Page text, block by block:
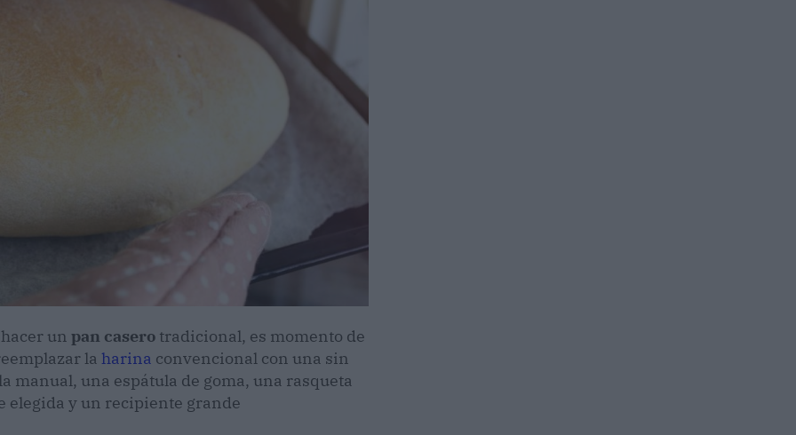
un pan casero tradicional, es momento de
la harina convencional con una sin
manual, una espátula de goma, una rasqueta
elegida y un recipiente grande